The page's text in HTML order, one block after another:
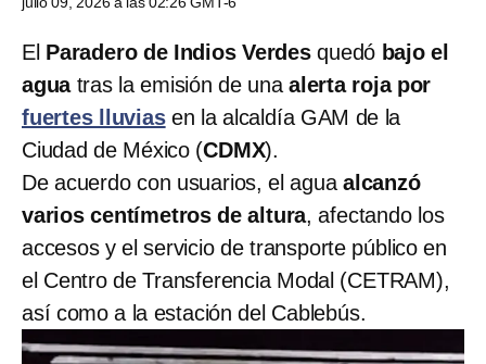
El Paradero de Indios Verdesquedó bajo el
aguatras la emisión de unaalerta roja por
fuertes lluviasen la alcaldía GAM de la
Ciudad de México (CDMX).
De acuerdo con usuarios, el agua alcanzó
varios centímetros de altura, afectando los
accesos y el servicio de transporte público en
el Centro de Transferencia Modal (CETRAM),
así como a la estación del Cablebús.